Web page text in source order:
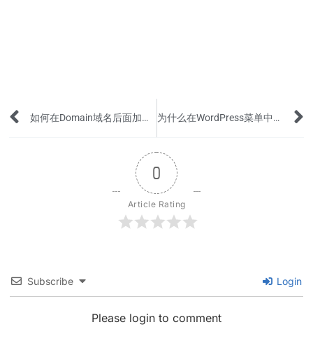
Prev 如何在Domain域名后面加上国家的缩写？ 为什么在WordPress菜单中找不到产品和产品分类页面？
0
Article Rating
Subscribe Login
Please login to comment